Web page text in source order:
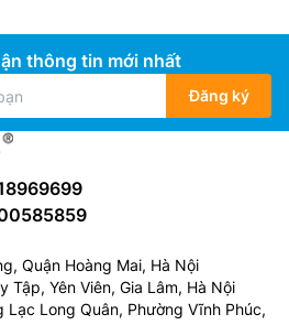
thông tin mới nhất
Đăng ký
Quận Hoàng Mai, Hà Nội
Tập, Yên Viên, Gia Lâm, Hà Nội
Lạc Long Quân, Phường Vĩnh Phúc,